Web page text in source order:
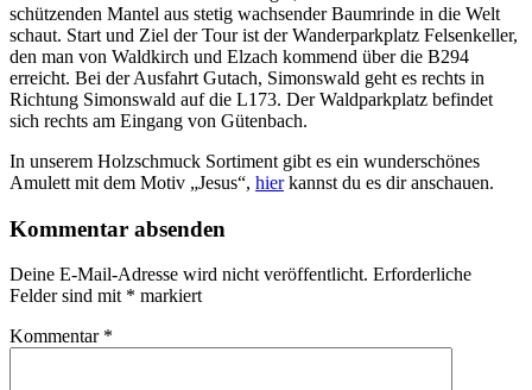
schützenden Mantel aus stetig wachsender Baumrinde in die Welt
schaut. Start und Ziel der Tour ist der Wanderparkplatz Felsenkeller,
den man von Waldkirch und Elzach kommend über die B294
erreicht. Bei der Ausfahrt Gutach, Simonswald geht es rechts in
Richtung Simonswald auf die L173. Der Waldparkplatz befindet
sich rechts am Eingang von Gütenbach.
In unserem Holzschmuck Sortiment gibt es ein wunderschönes
Amulett mit dem Motiv „Jesus“, hierkannst du es dir anschauen.
Kommentar absenden
Deine E-Mail-Adresse wird nicht veröffentlicht. Erforderliche
Felder sind mit * markiert
Kommentar *